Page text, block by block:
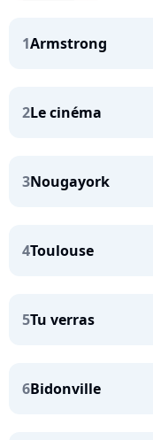
1Armstrong
2Le cinéma
3Nougayork
4Toulouse
5Tu verras
6Bidonville